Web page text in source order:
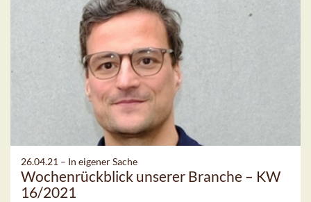
26.04.21 – In eigener Sache
Wochenrückblick unserer Branche – KW
16/2021